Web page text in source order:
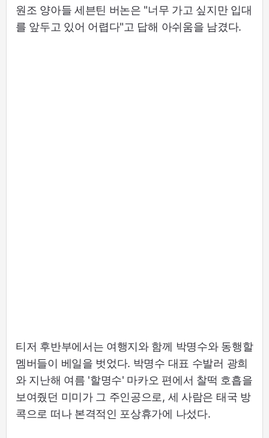
원조 양아들 세븐틴 버논은 "너무 가고 싶지만 입대
를 앞두고 있어 어렵다"고 답해 아쉬움을 남겼다.
티저 후반부에서는 여행지와 함께 박명수와 동행할
멤버들이 베일을 벗었다. 박명수 대표 수발러 광희
와 지난해 여름 '할명수' 마카오 편에서 찰떡 호흡을
보여줬던 미미가 그 주인공으로, 세 사람은 태국 방
콕으로 떠나 본격적인 포상휴가에 나섰다.